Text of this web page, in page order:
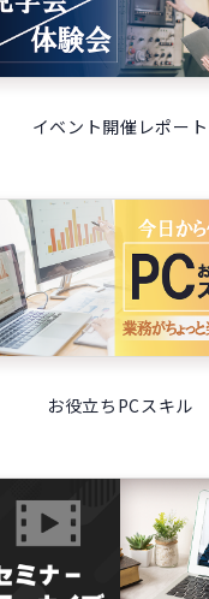
イベント開催レポート
お役立ちPCスキル